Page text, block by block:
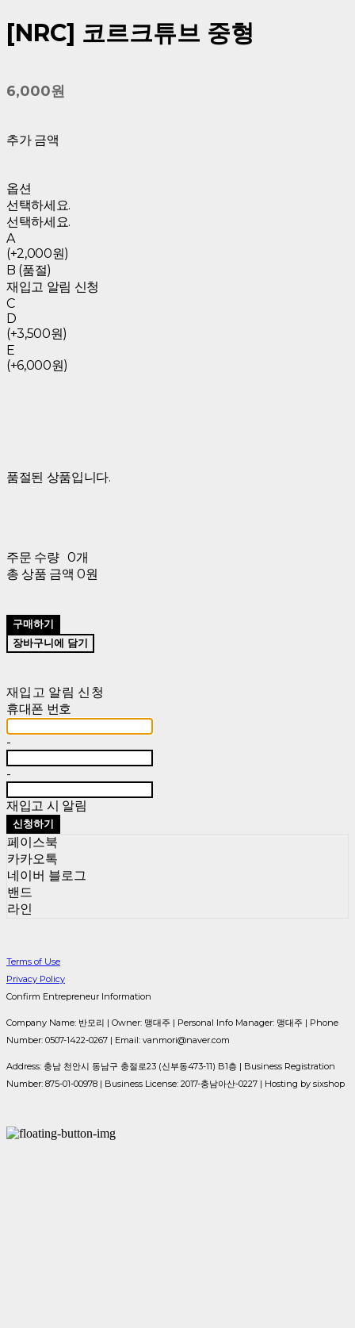
[NRC] 코르크튜브 중형
6,000원
추가 금액
옵션
선택하세요.
선택하세요.
A
(+2,000원)
B (품절)
재입고 알림 신청
C
D
(+3,500원)
E
(+6,000원)
품절된 상품입니다.
주문 수량 0개
총 상품 금액 0원
구매하기
장바구니에 담기
재입고 알림 신청
휴대폰 번호
-
-
재입고 시 알림
신청하기
페이스북
카카오톡
네이버 블로그
밴드
라인
Terms of Use
Privacy Policy
Confirm Entrepreneur Information
Company Name: 반모리 | Owner: 맹대주 | Personal Info Manager: 맹대주 | Phone
Number: 0507-1422-0267 | Email: vanmori@naver.com
Address: 충남 천안시 동남구 충절로23 (신부동473-11) B1층 | Business Registration
Number: 875-01-00978 | Business License: 2017-충남아산-0227 | Hosting by sixshop